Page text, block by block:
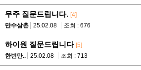
무주 질문드립니다. [4]
만수삼촌
25.02.08 조회 : 676
하이원 질문드립니다 [5]
한번만..
25.02.08 조회 : 713